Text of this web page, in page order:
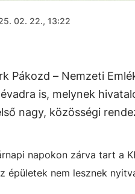
02. 22., 13:22
Pákozd – Nemzeti
is, melynek
nagy, közösségi
napokon zárva tart a
épületek nem lesznek